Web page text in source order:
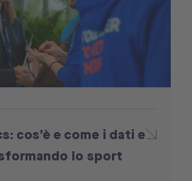
cos’è e come i dati e
lo sport